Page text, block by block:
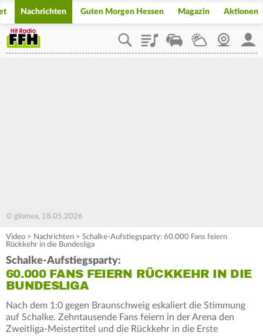
Nachrichten Guten Morgen Hessen Magazin Aktionen
PlaylistStaupilotWetterWebcam
© glomex, 18.05.2026
Video > Nachrichten > Schalke-Aufstiegsparty: 60.000 Fans feiern
Rückkehr in die Bundesliga
Schalke-Aufstiegsparty:
60.000 FANS FEIERN RÜCKKEHR IN DIE
BUNDESLIGA
Nach dem 1:0 gegen Braunschweig eskaliert die Stimmung
auf Schalke. Zehntausende Fans feiern in der Arena den
Zweitliga-Meistertitel und die Rückkehr in die Erste